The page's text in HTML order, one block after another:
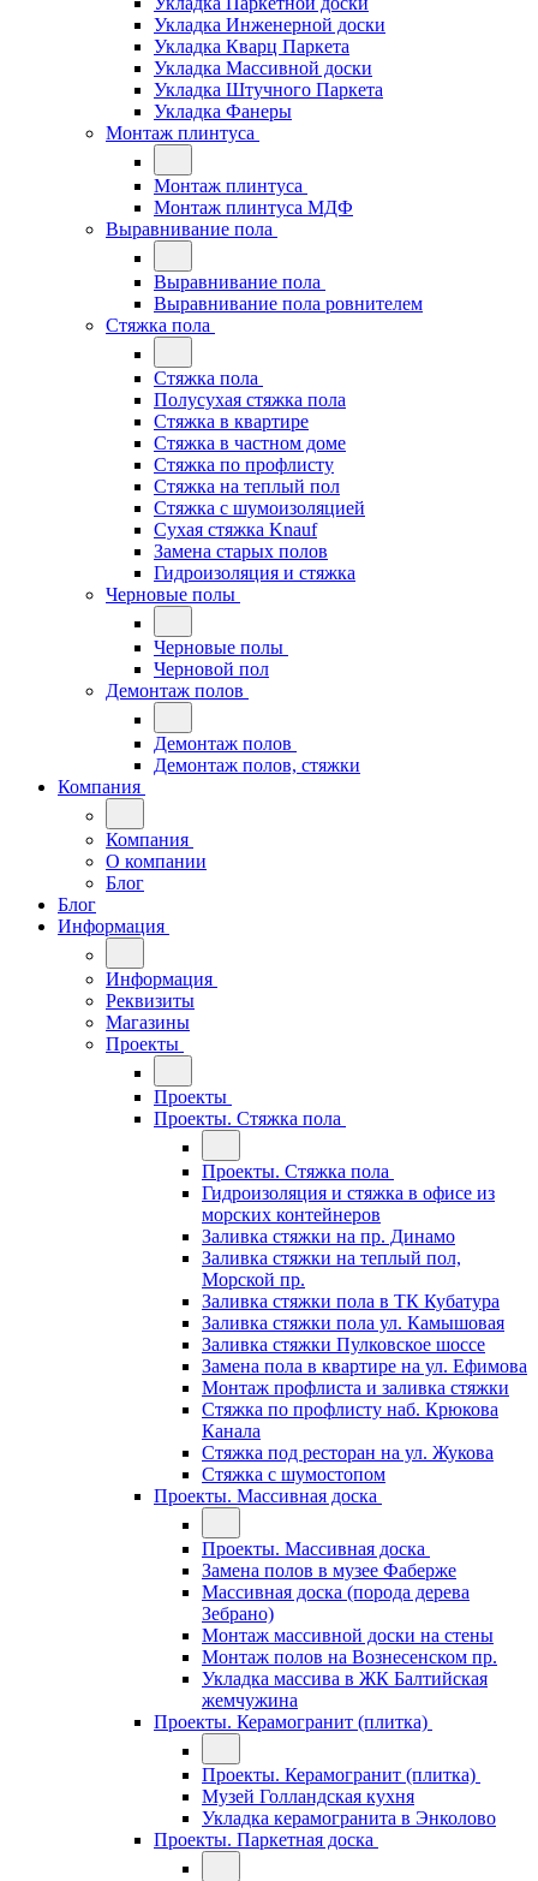
Укладка Инженерной доски
Укладка Кварц Паркета
Укладка Массивной доски
Укладка Штучного Паркета
Укладка Фанеры
Монтаж плинтуса
Монтаж плинтуса
Монтаж плинтуса МДФ
Выравнивание пола
Выравнивание пола
Выравнивание пола ровнителем
Стяжка пола
Стяжка пола
Полусухая стяжка пола
Стяжка в квартире
Стяжка в частном доме
Стяжка по профлисту
Стяжка на теплый пол
Стяжка с шумоизоляцией
Сухая стяжка Knauf
Замена старых полов
Гидроизоляция и стяжка
Черновые полы
Черновые полы
Черновой пол
Демонтаж полов
Демонтаж полов
Демонтаж полов, стяжки
Компания
Компания
О компании
Блог
Блог
Информация
Информация
Реквизиты
Магазины
Проекты
Проекты
Проекты. Стяжка пола
Проекты. Стяжка пола
Гидроизоляция и стяжка в офисе из
морских контейнеров
Заливка стяжки на пр. Динамо
Заливка стяжки на теплый пол,
Морской пр.
Заливка стяжки пола в ТК Кубатура
Заливка стяжки пола ул. Камышовая
Заливка стяжки Пулковское шоссе
Замена пола в квартире на ул. Ефимова
Монтаж профлиста и заливка стяжки
Стяжка по профлисту наб. Крюкова
Канала
Стяжка под ресторан на ул. Жукова
Стяжка с шумостопом
Проекты. Массивная доска
Проекты. Массивная доска
Замена полов в музее Фаберже
Массивная доска (порода дерева
Зебрано)
Монтаж массивной доски на стены
Монтаж полов на Вознесенском пр.
Укладка массива в ЖК Балтийская
жемчужина
Проекты. Керамогранит (плитка)
Проекты. Керамогранит (плитка)
Музей Голландская кухня
Укладка керамогранита в Энколово
Проекты. Паркетная доска